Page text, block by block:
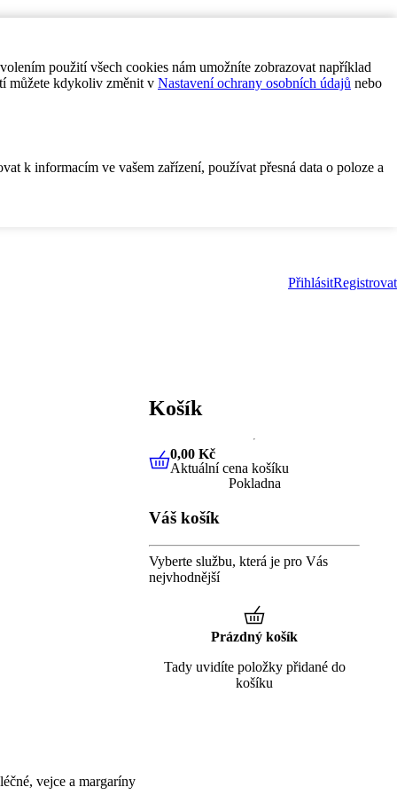
použití všech cookies nám umožníte zobrazovat například
můžete kdykoliv změnit v Nastavení ochrany osobních údajů nebo
k informacím ve vašem zařízení, používat přesná data o poloze a
PřihlásitRegistrovat
vejce a margaríny
Košík
0,00 KčAktuální cena košíku
0,00 Kč
Aktuální cena košíku
Pokladna
Váš košík
Vyberte službu, která je pro Vás
nejvhodnější
Prázdný košík
Tady uvidíte položky přidané do
košíku